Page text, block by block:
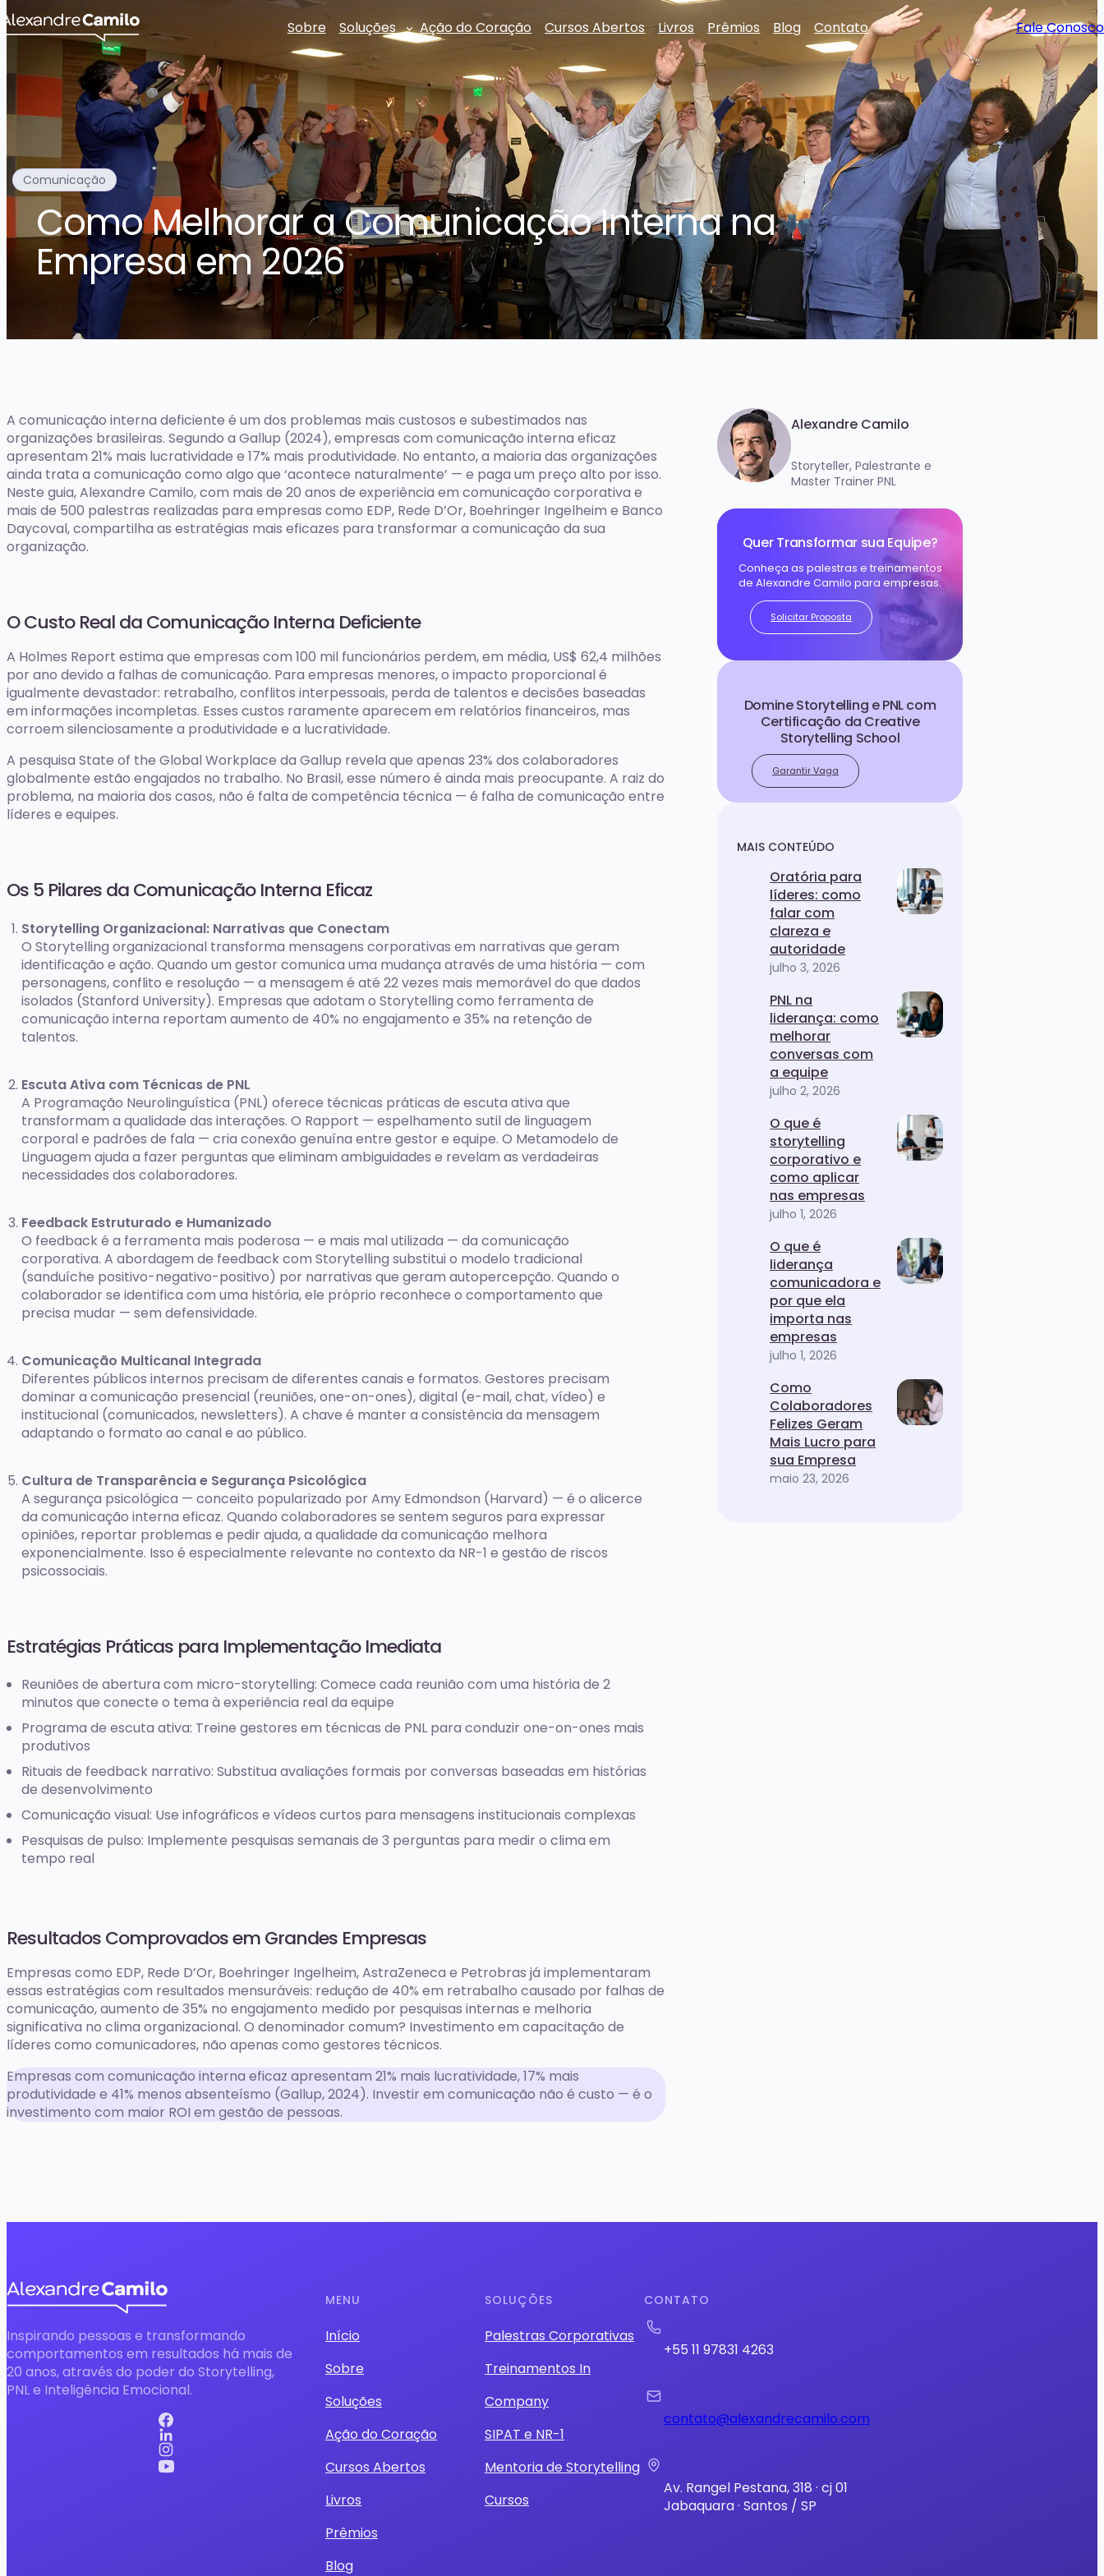
Sobre Soluções Ação do Coração Cursos Abertos Livros Prêmios Blog Contato Fale Conosco
Comunicação
Como Melhorar a Comunicação Interna na
Empresa em 2026
A comunicação interna deficiente é um dos problemas mais custosos e subestimados nas
organizações brasileiras. Segundo a Gallup (2024), empresas com comunicação interna eficaz
apresentam 21% mais lucratividade e 17% mais produtividade. No entanto, a maioria das organizações
ainda trata a comunicação como algo que ‘acontece naturalmente’ — e paga um preço alto por isso.
Neste guia, Alexandre Camilo, com mais de 20 anos de experiência em comunicação corporativa e
mais de 500 palestras realizadas para empresas como EDP, Rede D’Or, Boehringer Ingelheim e Banco
Daycoval, compartilha as estratégias mais eficazes para transformar a comunicação da sua
organização.
O Custo Real da Comunicação Interna Deficiente
A Holmes Report estima que empresas com 100 mil funcionários perdem, em média, US$ 62,4 milhões
por ano devido a falhas de comunicação. Para empresas menores, o impacto proporcional é
igualmente devastador: retrabalho, conflitos interpessoais, perda de talentos e decisões baseadas
em informações incompletas. Esses custos raramente aparecem em relatórios financeiros, mas
corroem silenciosamente a produtividade e a lucratividade.
A pesquisa State of the Global Workplace da Gallup revela que apenas 23% dos colaboradores
globalmente estão engajados no trabalho. No Brasil, esse número é ainda mais preocupante. A raiz do
problema, na maioria dos casos, não é falta de competência técnica — é falha de comunicação entre
líderes e equipes.
Os 5 Pilares da Comunicação Interna Eficaz
Storytelling Organizacional: Narrativas que Conectam
O Storytelling organizacional transforma mensagens corporativas em narrativas que geram
identificação e ação. Quando um gestor comunica uma mudança através de uma história — com
personagens, conflito e resolução — a mensagem é até 22 vezes mais memorável do que dados
isolados (Stanford University). Empresas que adotam o Storytelling como ferramenta de
comunicação interna reportam aumento de 40% no engajamento e 35% na retenção de
talentos.
Escuta Ativa com Técnicas de PNL
A Programação Neurolinguística (PNL) oferece técnicas práticas de escuta ativa que
transformam a qualidade das interações. O Rapport — espelhamento sutil de linguagem
corporal e padrões de fala — cria conexão genuína entre gestor e equipe. O Metamodelo de
Linguagem ajuda a fazer perguntas que eliminam ambiguidades e revelam as verdadeiras
necessidades dos colaboradores.
Feedback Estruturado e Humanizado
O feedback é a ferramenta mais poderosa — e mais mal utilizada — da comunicação
corporativa. A abordagem de feedback com Storytelling substitui o modelo tradicional
(sanduíche positivo-negativo-positivo) por narrativas que geram autopercepção. Quando o
colaborador se identifica com uma história, ele próprio reconhece o comportamento que
precisa mudar — sem defensividade.
Comunicação Multicanal Integrada
Diferentes públicos internos precisam de diferentes canais e formatos. Gestores precisam
dominar a comunicação presencial (reuniões, one-on-ones), digital (e-mail, chat, vídeo) e
institucional (comunicados, newsletters). A chave é manter a consistência da mensagem
adaptando o formato ao canal e ao público.
Cultura de Transparência e Segurança Psicológica
A segurança psicológica — conceito popularizado por Amy Edmondson (Harvard) — é o alicerce
da comunicação interna eficaz. Quando colaboradores se sentem seguros para expressar
opiniões, reportar problemas e pedir ajuda, a qualidade da comunicação melhora
exponencialmente. Isso é especialmente relevante no contexto da NR-1 e gestão de riscos
psicossociais.
Estratégias Práticas para Implementação Imediata
Reuniões de abertura com micro-storytelling: Comece cada reunião com uma história de 2
minutos que conecte o tema à experiência real da equipe
Programa de escuta ativa: Treine gestores em técnicas de PNL para conduzir one-on-ones mais
produtivos
Rituais de feedback narrativo: Substitua avaliações formais por conversas baseadas em histórias
de desenvolvimento
Comunicação visual: Use infográficos e vídeos curtos para mensagens institucionais complexas
Pesquisas de pulso: Implemente pesquisas semanais de 3 perguntas para medir o clima em
tempo real
Resultados Comprovados em Grandes Empresas
Empresas como EDP, Rede D’Or, Boehringer Ingelheim, AstraZeneca e Petrobras já implementaram
essas estratégias com resultados mensuráveis: redução de 40% em retrabalho causado por falhas de
comunicação, aumento de 35% no engajamento medido por pesquisas internas e melhoria
significativa no clima organizacional. O denominador comum? Investimento em capacitação de
líderes como comunicadores, não apenas como gestores técnicos.
Empresas com comunicação interna eficaz apresentam 21% mais lucratividade, 17% mais
produtividade e 41% menos absenteísmo (Gallup, 2024). Investir em comunicação não é custo — é o
investimento com maior ROI em gestão de pessoas.
Alexandre Camilo
Storyteller, Palestrante e
Master Trainer PNL
Quer Transformar sua Equipe?
Conheça as palestras e treinamentos
de Alexandre Camilo para empresas.
Solicitar Proposta
Domine Storytelling e PNL com
Certificação da Creative
Storytelling School
Garantir Vaga
MAIS CONTEÚDO
Oratória para
líderes: como
falar com
clareza e
autoridade
julho 3, 2026
PNL na
liderança: como
melhorar
conversas com
a equipe
julho 2, 2026
O que é
storytelling
corporativo e
como aplicar
nas empresas
julho 1, 2026
O que é
liderança
comunicadora e
por que ela
importa nas
empresas
julho 1, 2026
Como
Colaboradores
Felizes Geram
Mais Lucro para
sua Empresa
maio 23, 2026
Inspirando pessoas e transformando
comportamentos em resultados há mais de
20 anos, através do poder do Storytelling,
PNL e Inteligência Emocional.
MENU
Início
Sobre
Soluções
Ação do Coração
Cursos Abertos
Livros
Prêmios
Blog
SOLUÇÕES
Palestras Corporativas
Treinamentos In
Company
SIPAT e NR-1
Mentoria de Storytelling
Cursos
CONTATO
+55 11 97831 4263
contato@alexandrecamilo.com
Av. Rangel Pestana, 318 · cj 01
Jabaquara · Santos / SP